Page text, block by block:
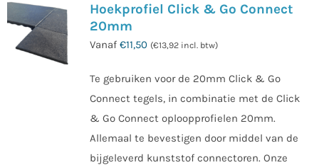
Hoekprofiel Click & Go Connect
20mm
Vanaf €11,50 (€13,92incl. btw)
Te gebruiken voor de 20mm Click & Go
Connect tegels, in combinatie met de Click
& Go Connect oploopprofielen 20mm.
Allemaal te bevestigen door middel van de
bijgeleverd kunststof connectoren. Onze